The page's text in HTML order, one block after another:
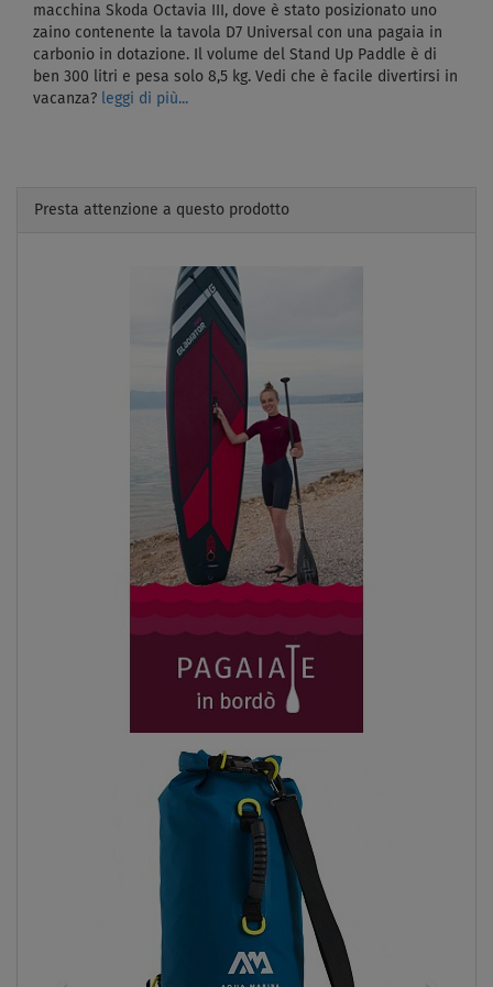
macchina Skoda Octavia III, dove è stato posizionato uno
zaino contenente la tavola D7 Universal con una pagaia in
carbonio in dotazione. Il volume del Stand Up Paddle è di
ben 300 litri e pesa solo 8,5 kg. Vedi che è facile divertirsi in
vacanza? leggi di più...
Presta attenzione a questo prodotto